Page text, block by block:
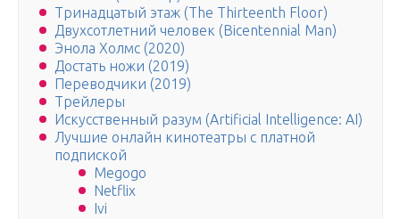
Тринадцатый этаж (The Thirteenth Floor)
Двухсотлетний человек (Bicentennial Man)
Энола Холмс (2020)
Достать ножи (2019)
Переводчики (2019)
Трейлеры
Искусственный разум (Artificial Intelligence: AI)
Лучшие онлайн кинотеатры с платной
подпиской
Megogo
Netflix
Ivi